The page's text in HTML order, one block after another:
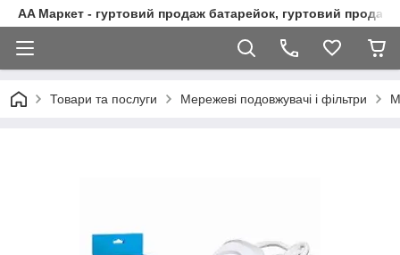
AA Маркет - гуртовий продаж батарейок, гуртовий продаж
Товари та послуги Мережеві подовжувачі і фільтри